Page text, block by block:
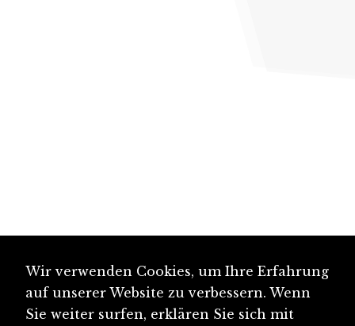
Wir verwenden Cookies, um Ihre Erfahrung
auf unserer Website zu verbessern. Wenn
Sie weiter surfen, erklären Sie sich mit